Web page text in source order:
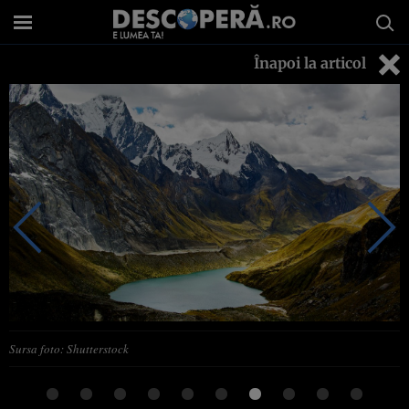
Înapoi la articol
Sursa foto: Shutterstock